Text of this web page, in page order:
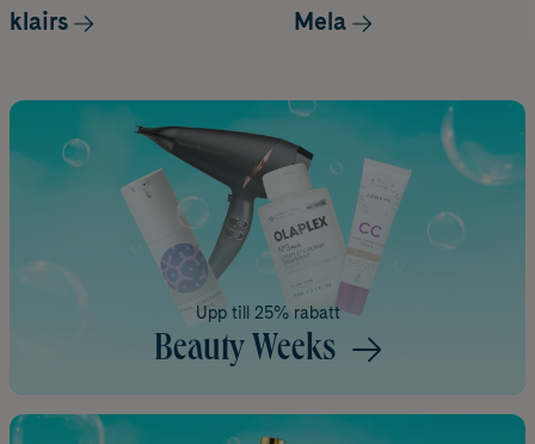
klairs Mela
Upp till 25% rabatt
Beauty Weeks